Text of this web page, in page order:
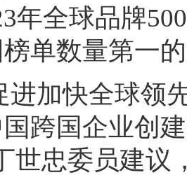
年全球品牌
单数量第一
进加快全球领
跨国企业创
世忠委员建议